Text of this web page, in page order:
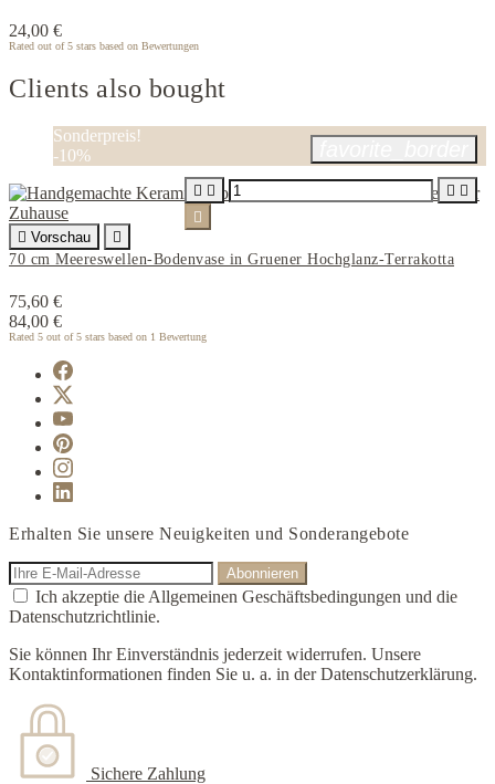
24,00 €
Rated out of 5 stars based on Bewertungen
Clients also bought
Sonderpreis!
-10%
 Vorschau

70 cm Meereswellen-Bodenvase in Gruener Hochglanz-Terrakotta
75,60 €
84,00 €
Rated 5 out of 5 stars based on 1 Bewertung
   

Erhalten Sie unsere Neuigkeiten und Sonderangebote
Ich akzeptie die Allgemeinen Geschäftsbedingungen und die
Datenschutzrichtlinie.
Sie können Ihr Einverständnis jederzeit widerrufen. Unsere
Kontaktinformationen finden Sie u. a. in der Datenschutzerklärung.
Sichere Zahlung